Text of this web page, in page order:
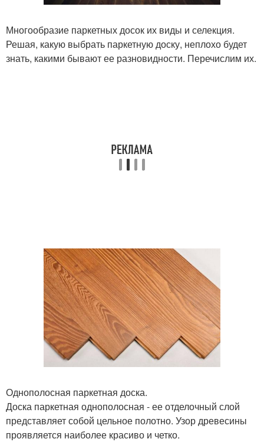
Многообразие паркетных досок их виды и селекция.
Решая, какую выбрать паркетную доску, неплохо будет
знать, какими бывают ее разновидности. Перечислим их.
Однополосная паркетная доска.
Доска паркетная однополосная - ее отделочный слой
представляет собой цельное полотно. Узор древесины
проявляется наиболее красиво и четко.